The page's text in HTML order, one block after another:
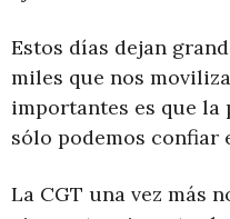
Estos días dejan
miles que nos
importantes es que la
sólo podemos confiar
La CGT una vez más